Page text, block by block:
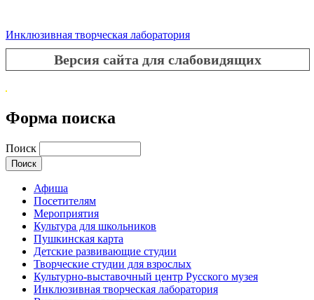
Инклюзивная творческая лаборатория
Версия сайта для слабовидящих
Форма поиска
Поиск
Афиша
Посетителям
Мероприятия
Культура для школьников
Пушкинская карта
Детские развивающие студии
Творческие студии для взрослых
Культурно-выставочный центр Русского музея
Инклюзивная творческая лаборатория